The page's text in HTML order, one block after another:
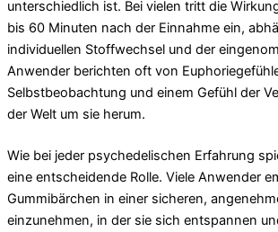
unterschiedlich ist. Bei vielen tritt die
bis 60 Minuten nach der Einnahme ein,
individuellen Stoffwechsel und der
Anwender berichten oft von
Selbstbeobachtung und einem Gefühl der
der Welt um sie herum.
Wie bei jeder psychedelischen Erfahrung
eine entscheidende Rolle. Viele Anwender
Gummibärchen in einer sicheren,
einzunehmen, in der sie sich entspannen